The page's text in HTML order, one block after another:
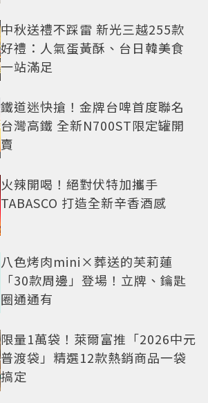
中秋送禮不踩雷 新光三越255款
好禮：人氣蛋黃酥、台日韓美食
一站滿足
鐵道迷快搶！金牌台啤首度聯名
台灣高鐵 全新N700ST限定罐開
賣
火辣開喝！絕對伏特加攜手
TABASCO 打造全新辛香酒感
八色烤肉mini×葬送的芙莉蓮
「30款周邊」登場！立牌、鑰匙
圈通通有
限量1萬袋！萊爾富推「2026中元
普渡袋」精選12款熱銷商品一袋
搞定